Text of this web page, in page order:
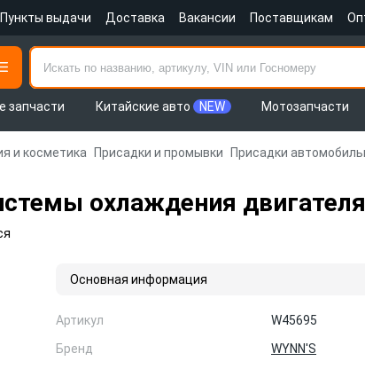
Пункты выдачи Доставка Вакансии Поставщикам
запчасти Китайские авто NEW Мотозапчасти
и косметика Присадки и промывки Присадки
охлаждения
Основная информация
Артикул
W45695
Бренд
WYNN'S